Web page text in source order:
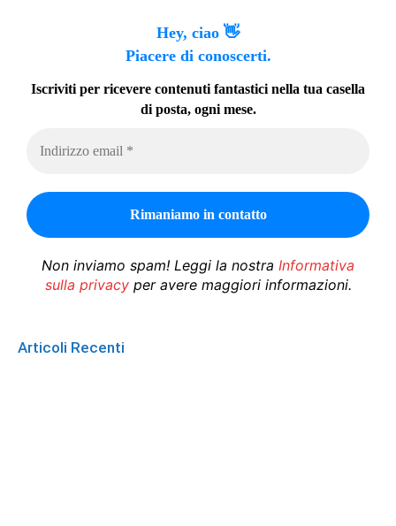
Hey, ciao 👋
Piacere di conoscerti.
Iscriviti per ricevere contenuti fantastici nella tua casella
di posta, ogni mese.
Non inviamo spam! Leggi la nostra Informativa
sulla privacyper avere maggiori informazioni.
Articoli Recenti